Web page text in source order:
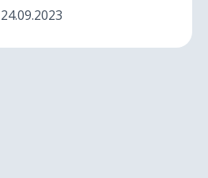
24.09.2023